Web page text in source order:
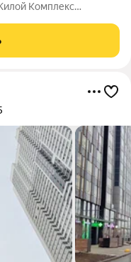
Комплекс
здания.